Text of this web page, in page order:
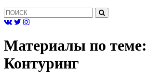
Материалы по теме:
Контуринг